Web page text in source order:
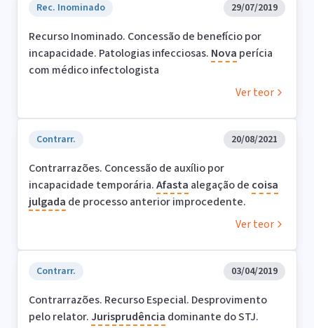
Rec. Inominado 29/07/2019
Recurso Inominado. Concessão de benefício por
incapacidade. Patologias infecciosas. Nova perícia
com médico infectologista
Ver teor
Contrarr. 20/08/2021
Contrarrazões. Concessão de auxílio por
incapacidade temporária.Afasta alegação de coisa
julgada de processo anterior improcedente.
Ver teor
Contrarr. 03/04/2019
Contrarrazões. Recurso Especial. Desprovimento
pelo relator.Jurisprudência dominante do STJ.